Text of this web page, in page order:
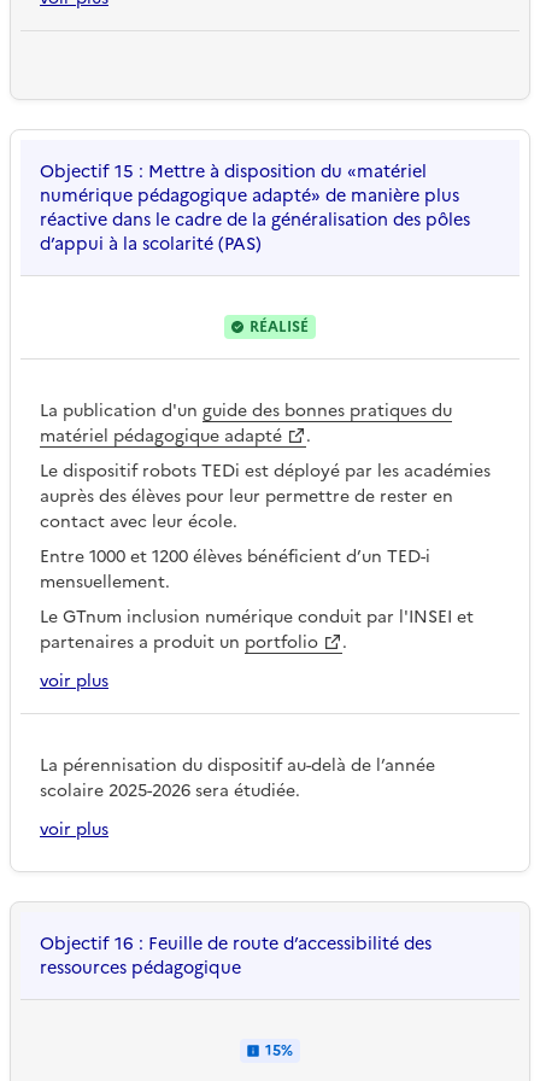
Objectif 15 : Mettre à disposition du «matériel
numérique pédagogique adapté» de manière plus
réactive dans le cadre de la généralisation des pôles
d’appui à la scolarité (PAS)
RÉALISÉ
La publication d'un guide des bonnes pratiques du
matériel pédagogique adapté
.
Le dispositif robots TEDi est déployé par les académies
auprès des élèves pour leur permettre de rester en
contact avec leur école.
Entre 1000 et 1200 élèves bénéficient d’un TED-i
mensuellement.
Le GTnum inclusion numérique conduit par l'INSEI et
partenaires a produit un portfolio
.
voir plus
La pérennisation du dispositif au-delà de l’année
scolaire 2025-2026 sera étudiée.
voir plus
Objectif 16 : Feuille de route d’accessibilité des
ressources pédagogique
15%